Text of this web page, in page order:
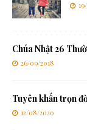
Chúa Nhật 26
26/09/2018
Tuyên khấn trọn
12/08/2020